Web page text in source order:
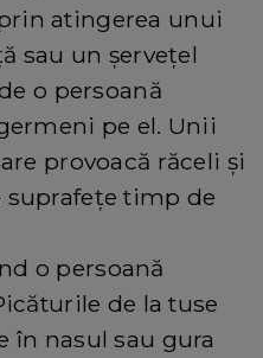
atingerea unui
sau un șervețel
o persoană
pe el. Unii
provoacă răceli și
suprafețe timp de
o persoană
de la tuse
în nasul sau gura